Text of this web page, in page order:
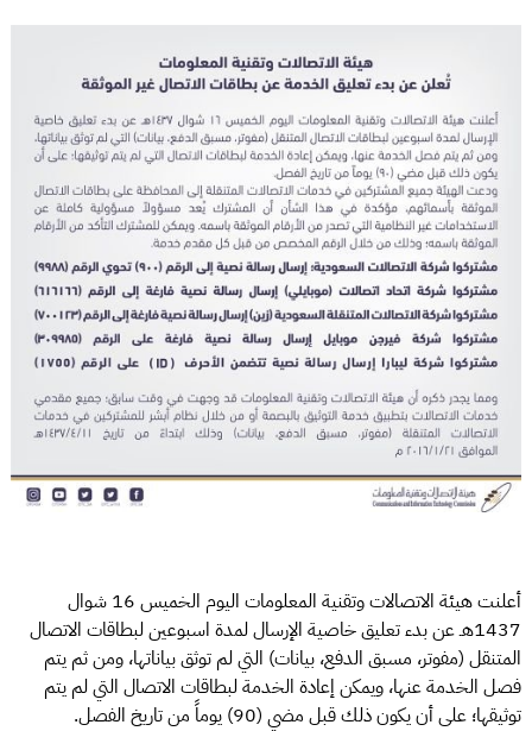
أعلنت هيئة الاتصالات وتقنية المعلومات اليوم الخميس 16 شوال
1437هـ عن بدء تعليق خاصية الإرسال لمدة اسبوعين لبطاقات الاتصال
المتنقل (مفوتر، مسبق الدفع، بيانات) التي لم توثق بياناتها، ومن ثم يتم
فصل الخدمة عنها، ويمكن إعادة الخدمة لبطاقات الاتصال التي لم يتم
توثيقها؛ على أن يكون ذلك قبل مضي (90) يوماً من تاريخ الفصل.